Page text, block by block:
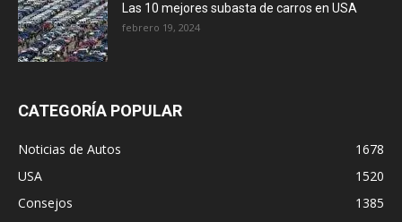
Las 10 mejores subasta de carros en USA
febrero 19, 2024
CATEGORÍA POPULAR
Noticias de Autos
1678
USA
1520
Consejos
1385